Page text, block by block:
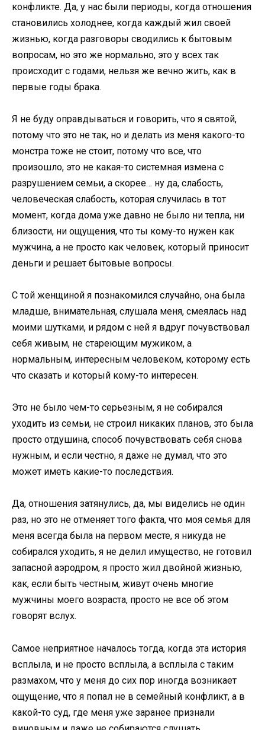
конфликте. Да, у нас были периоды, когда отношения
становились холоднее, когда каждый жил своей
жизнью, когда разговоры сводились к бытовым
вопросам, но это же нормально, это у всех так
происходит с годами, нельзя же вечно жить, как в
первые годы брака.
Я не буду оправдываться и говорить, что я святой,
потому что это не так, но и делать из меня какого-то
монстра тоже не стоит, потому что все, что
произошло, это не какая-то системная измена с
разрушением семьи, а скорее… ну да, слабость,
человеческая слабость, которая случилась в тот
момент, когда дома уже давно не было ни тепла, ни
близости, ни ощущения, что ты кому-то нужен как
мужчина, а не просто как человек, который приносит
деньги и решает бытовые вопросы.
С той женщиной я познакомился случайно, она была
младше, внимательная, слушала меня, смеялась над
моими шутками, и рядом с ней я вдруг почувствовал
себя живым, не стареющим мужиком, а
нормальным, интересным человеком, которому есть
что сказать и который кому-то интересен.
Это не было чем-то серьезным, я не собирался
уходить из семьи, не строил никаких планов, это была
просто отдушина, способ почувствовать себя снова
нужным, и если честно, я даже не думал, что это
может иметь какие-то последствия.
Да, отношения затянулись, да, мы виделись не один
раз, но это не отменяет того факта, что моя семья для
меня всегда была на первом месте, я никуда не
собирался уходить, я не делил имущество, не готовил
запасной аэродром, я просто жил двойной жизнью,
как, если быть честным, живут очень многие
мужчины моего возраста, просто не все об этом
говорят вслух.
Самое неприятное началось тогда, когда эта история
всплыла, и не просто всплыла, а всплыла с таким
размахом, что у меня до сих пор иногда возникает
ощущение, что я попал не в семейный конфликт, а в
какой-то суд, где меня уже заранее признали